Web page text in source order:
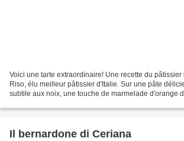
Voici une tarte extraordinaire! Une recette du
Riso, élu meilleur pâtissier d'Italie. Sur une pâte
subtile aux noix, une touche de marmelade d'orange
Il bernardone di Ceriana